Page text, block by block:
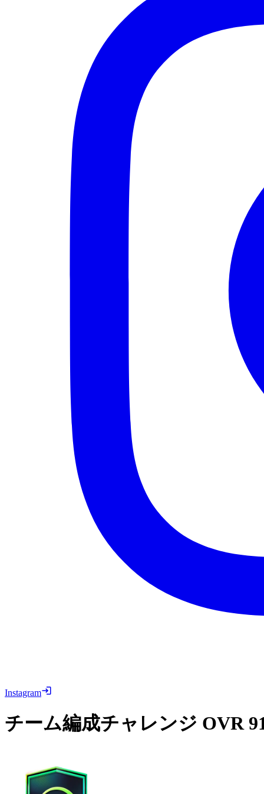
Instagram
チーム編成チャレンジ OVR